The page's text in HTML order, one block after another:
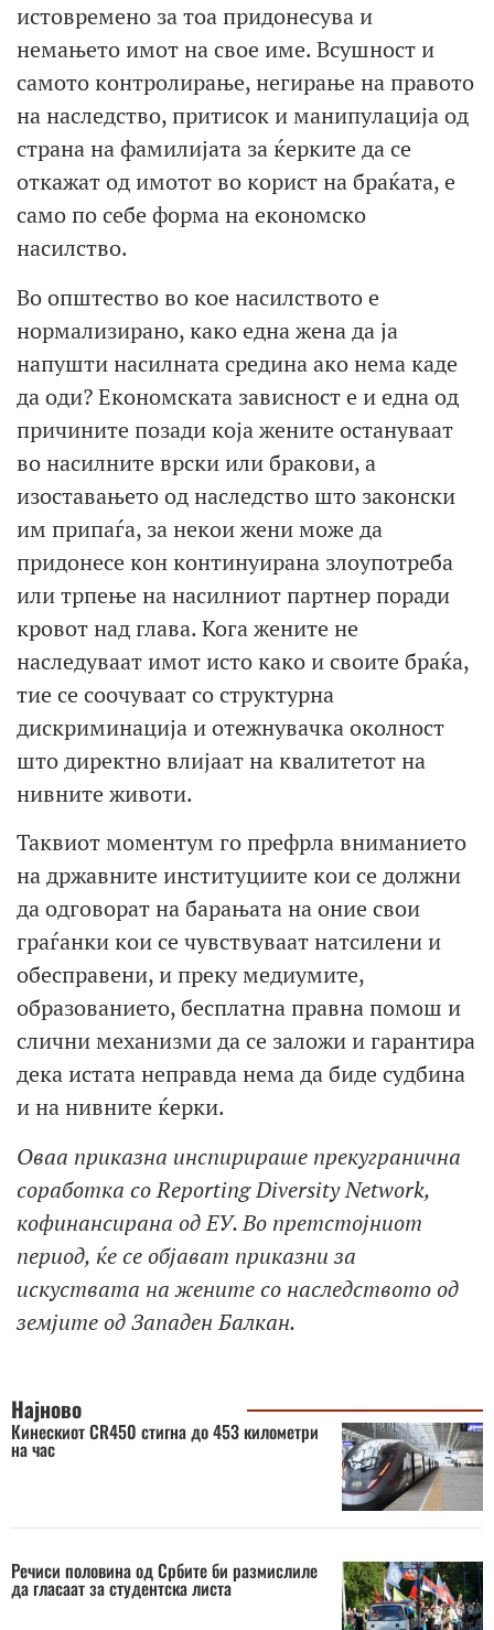
истовремено за тоа придонесува и
немањето имот на свое име. Всушност и
самото контролирање, негирање на правото
на наследство, притисок и манипулација од
страна на фамилијата за ќерките да се
откажат од имотот во корист на браќата, е
само по себе форма на економско
насилство.
Во општество во кое насилството е
нормализирано, како една жена да ја
напушти насилната средина ако нема каде
да оди? Економската зависност е и една од
причините позади која жените остануваат
во насилните врски или бракови, а
изоставањето од наследство што законски
им припаѓа, за некои жени може да
придонесе кон континуирана злоупотреба
или трпење на насилниот партнер поради
кровот над глава. Кога жените не
наследуваат имот исто како и своите браќа,
тие се соочуваат со структурна
дискриминација и отежнувачка околност
што директно влијаат на квалитетот на
нивните животи.
Таквиот моментум го префрла вниманието
на државните институциите кои се должни
да одговорат на барањата на оние свои
граѓанки кои се чувствуваат натсилени и
обесправени, и преку медиумите,
образованието, бесплатна правна помош и
слични механизми да се заложи и гарантира
дека истата неправда нема да биде судбина
и на нивните ќерки.
Оваа приказна инспирираше прекугранична
соработка со Reporting Diversity Network,
кофинансирана од ЕУ. Во претстојниот
период, ќе се објават приказни за
искуствата на жените со наследството од
земјите од Западен Балкан.
Најново
Кинескиот CR450 стигна до 453 километри
на час
Речиси половина од Србите би размислиле
да гласаат за студентска листа